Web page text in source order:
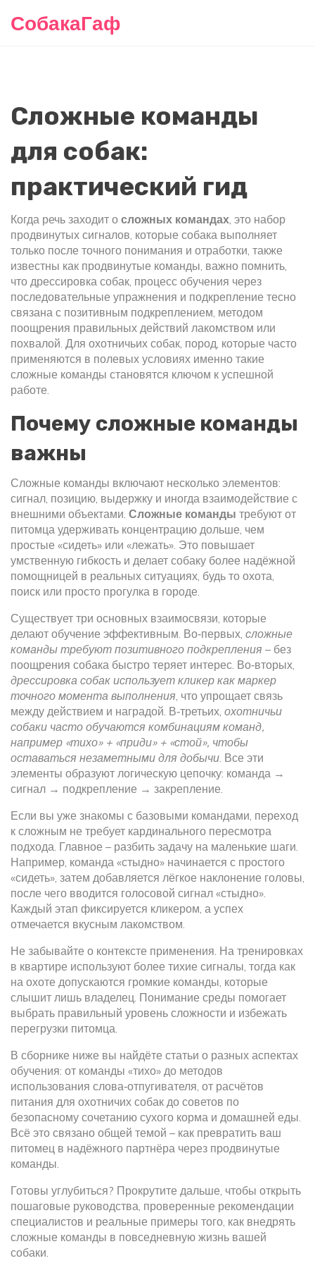
СобакаГаф
Сложные команды
для собак:
практический гид
Когда речь заходит о сложных командах, это набор
продвинутых сигналов, которые собака выполняет
только после точного понимания и отработки, также
известны как продвинутые команды, важно помнить,
что дрессировка собак, процесс обучения через
последовательные упражнения и подкрепление тесно
связана с позитивным подкреплением, методом
поощрения правильных действий лакомством или
похвалой. Для охотничьих собак, пород, которые часто
применяются в полевых условиях именно такие
сложные команды становятся ключом к успешной
работе.
Почему сложные команды
важны
Сложные команды включают несколько элементов:
сигнал, позицию, выдержку и иногда взаимодействие с
внешними объектами. Сложные команды требуют от
питомца удерживать концентрацию дольше, чем
простые «сидеть» или «лежать». Это повышает
умственную гибкость и делает собаку более надёжной
помощницей в реальных ситуациях, будь то охота,
поиск или просто прогулка в городе.
Существует три основных взаимосвязи, которые
делают обучение эффективным. Во‑первых, сложные
команды требуют позитивного подкрепления – без
поощрения собака быстро теряет интерес. Во‑вторых,
дрессировка собак использует кликер как маркер
точного момента выполнения, что упрощает связь
между действием и наградой. В‑третьих, охотничьи
собаки часто обучаются комбинациям команд,
например «тихо» + «приди» + «стой», чтобы
оставаться незаметными для добычи. Все эти
элементы образуют логическую цепочку: команда →
сигнал → подкрепление → закрепление.
Если вы уже знакомы с базовыми командами, переход
к сложным не требует кардинального пересмотра
подхода. Главное – разбить задачу на маленькие шаги.
Например, команда «стыдно» начинается с простого
«сидеть», затем добавляется лёгкое наклонение головы,
после чего вводится голосовой сигнал «стыдно».
Каждый этап фиксируется кликером, а успех
отмечается вкусным лакомством.
Не забывайте о контексте применения. На тренировках
в квартире используют более тихие сигналы, тогда как
на охоте допускаются громкие команды, которые
слышит лишь владелец. Понимание среды помогает
выбрать правильный уровень сложности и избежать
перегрузки питомца.
В сборнике ниже вы найдёте статьи о разных аспектах
обучения: от команды «тихо» до методов
использования слова‑отпугивателя, от расчётов
питания для охотничих собак до советов по
безопасному сочетанию сухого корма и домашней еды.
Всё это связано общей темой – как превратить ваш
питомец в надёжного партнёра через продвинутые
команды.
Готовы углубиться? Прокрутите дальше, чтобы открыть
пошаговые руководства, проверенные рекомендации
специалистов и реальные примеры того, как внедрять
сложные команды в повседневную жизнь вашей
собаки.